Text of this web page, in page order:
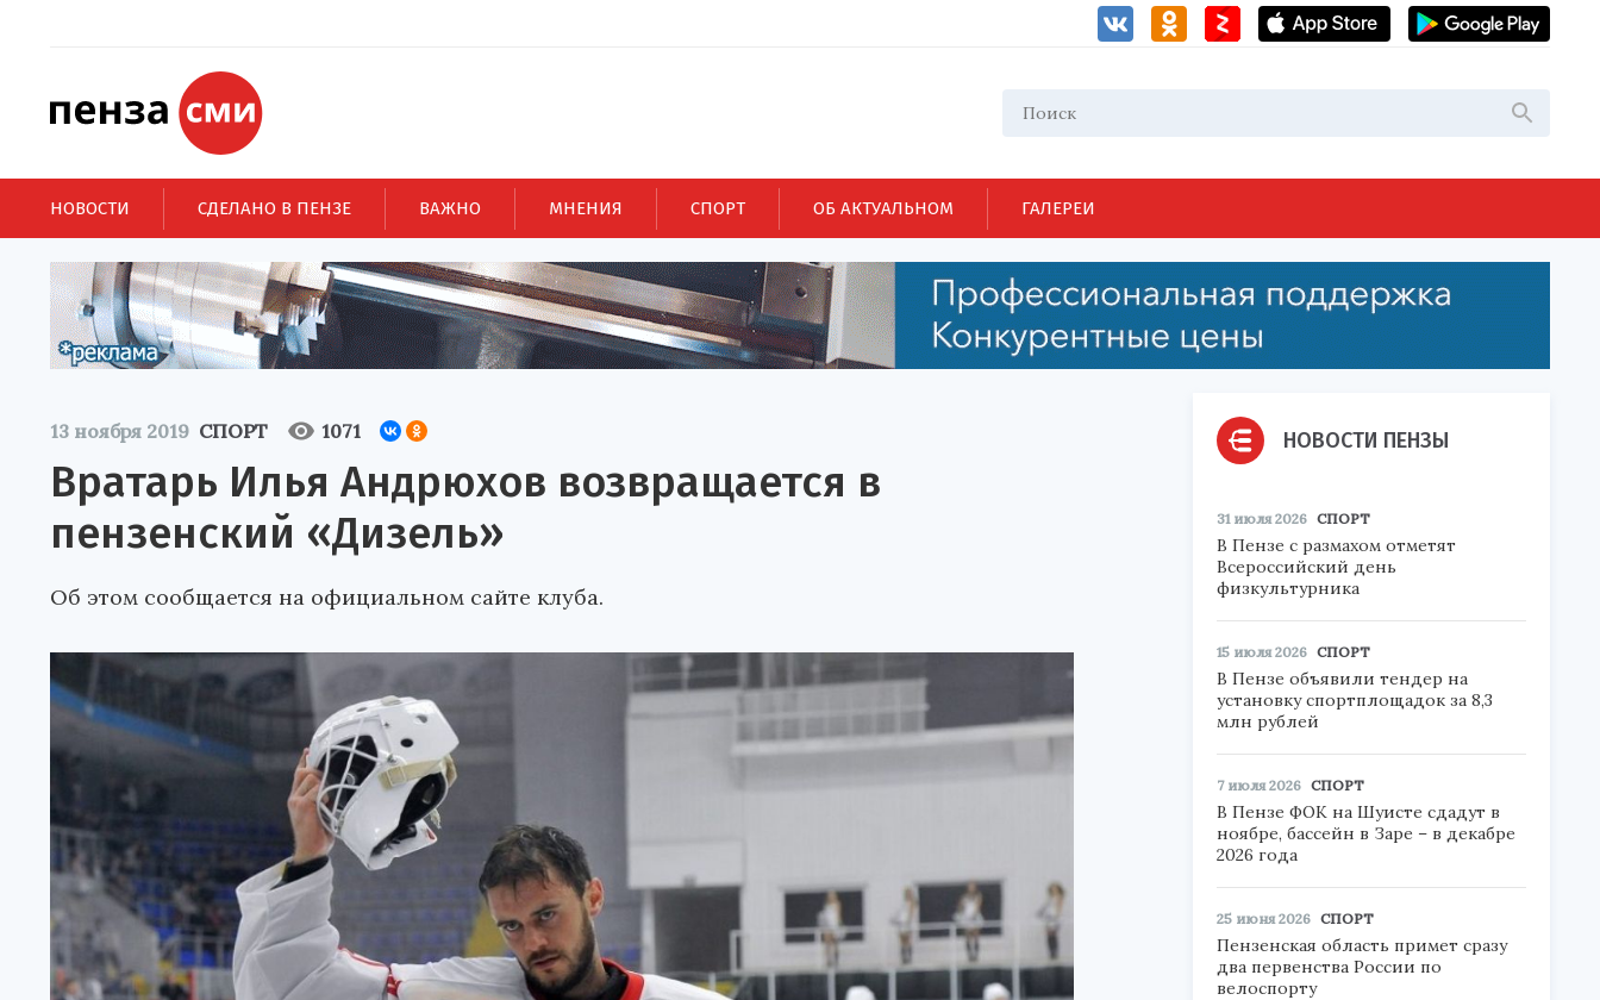
НОВОСТИ СДЕЛАНО В ПЕНЗЕ ВАЖНО МНЕНИЯ СПОРТ ОБ АКТУАЛЬНОМ ГАЛЕРЕИ
13 ноября 2019 СПОРТ 1071
Вратарь Илья Андрюхов возвращается в
пензенский «Дизель»
Об этом сообщается на официальном сайте клуба.
НОВОСТИ ПЕНЗЫ
31 июля 2026 СПОРТ
В Пензе с размахом отметят
Всероссийский день
физкультурника
15 июля 2026 СПОРТ
В Пензе объявили тендер на
установку спортплощадок за 8,3
млн рублей
7 июля 2026 СПОРТ
В Пензе ФОК на Шуисте сдадут в
ноябре, бассейн в Заре – в декабре
2026 года
25 июня 2026 СПОРТ
Пензенская область примет сразу
два первенства России по
велоспорту